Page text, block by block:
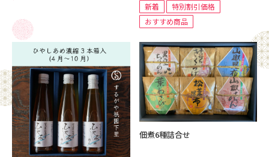
新着
特別割引価格
おすすめ商品
佃煮6種詰合せ